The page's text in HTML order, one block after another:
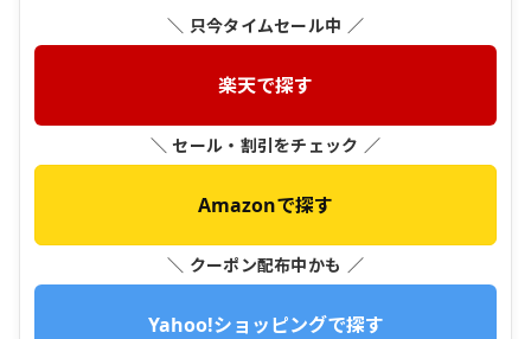
＼ 只今タイムセール中 ／
楽天で探す
＼ セール・割引をチェック ／
Amazonで探す
＼ クーポン配布中かも ／
Yahoo!ショッピングで探す